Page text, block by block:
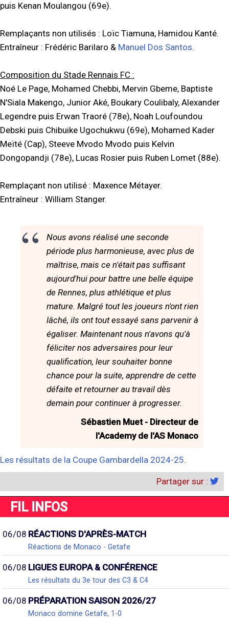
puis Kenan Moulangou (69e).
Remplaçants non utilisés : Loïc Tiamuna, Hamidou Kanté.
Entraîneur : Frédéric Barilaro & Manuel Dos Santos.
Composition du Stade Rennais FC :
Noé Le Page, Mohamed Chebbi, Mervin Gbeme, Baptiste
N'Siala Makengo, Junior Aké, Boukary Coulibaly, Alexander
Legendre puis Erwan Traoré (78e), Noah Loufoundou
Debski puis Chibuike Ugochukwu (69e), Mohamed Kader
Meïté (Cap), Steeve Mvodo Mvodo puis Kelvin
Dongopandji (78e), Lucas Rosier puis Ruben Lomet (88e).
Remplaçant non utilisé : Maxence Métayer.
Entraîneur : William Stanger.
Nous avons réalisé une seconde
période plus harmonieuse, avec plus de
maîtrise, mais ce n'était pas suffisant
aujourd'hui pour battre une belle équipe
de Rennes, plus athlétique et plus
mature. Malgré tout les joueurs n'ont rien
lâché, ils ont tout essayé sans parvenir à
égaliser. Maintenant nous n'avons qu'à
féliciter nos adversaires pour leur
qualification, leur souhaiter bonne
chance pour la suite, apprendre de cette
défaite et retourner au travail dès
demain pour continuer à progresser.
Sébastien Muet - Directeur de
l'Academy de l'AS Monaco
Les résultats de la Coupe Gambardella 2024-25.
Partager sur :
FIL INFOS
06/08 RÉACTIONS D'APRÈS-MATCH
Réactions de Monaco - Getafe
06/08 LIGUES EUROPA & CONFÉRENCE
Les résultats du 3e tour des C3 & C4
06/08 PRÉPARATION SAISON 2026/27
Monaco domine Getafe, 1-0